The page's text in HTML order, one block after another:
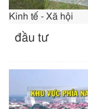
Kinh tế - Xã hội
đầu tư